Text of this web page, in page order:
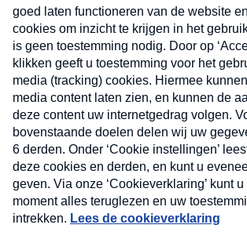
Nieuwsbrief
Neem hier een gratis abonnement op
nieuwsbrief. Elke vrijdag- en